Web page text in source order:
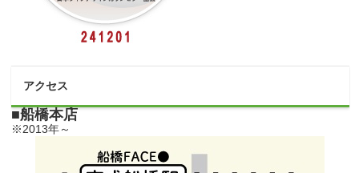
アクセス
■船橋本店
※2013年～